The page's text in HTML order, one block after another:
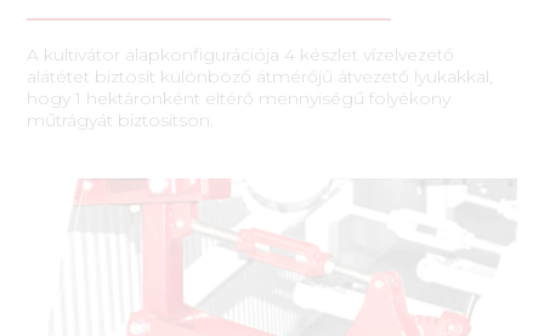
A kultivátor alapkonfigurációja 4 készlet vízelvezető
alátétet biztosít különböző átmérőjű átvezető lyukakkal,
hogy 1 hektáronként eltérő mennyiségű folyékony
műtrágyát biztosítson.